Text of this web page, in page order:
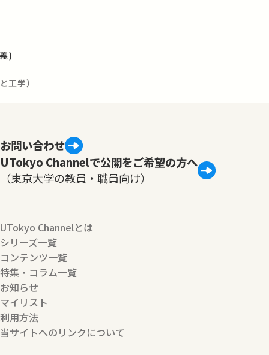
)
工学）
お問い合わせ
UTokyo Channelで公開をご希望の方へ
（東京大学の教員・職員向け）
UTokyo Channelとは
シリーズ一覧
コンテンツ一覧
特集・コラム一覧
お知らせ
マイリスト
利用方法
当サイトへのリンクについて